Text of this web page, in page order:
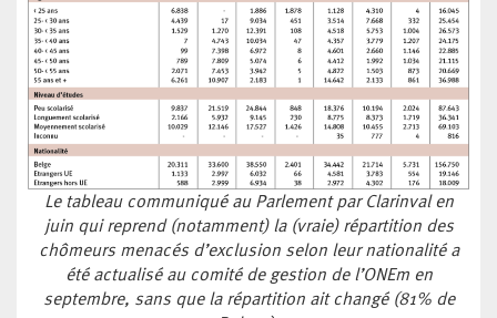
Le tableau communiqué au Parlement par Clarinval en
juin qui reprend (notamment) la (vraie) répartition des
chômeurs menacés d’exclusion selon leur nationalité a
été actualisé au comité de gestion de l’ONEm en
septembre, sans que la répartition ait changé (81% de